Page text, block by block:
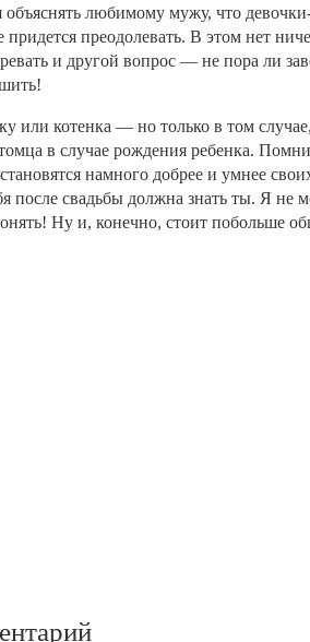
объяснять любимому мужу, что
преодолевать. В этом нет
и другой вопрос — не пора ли
или котенка — но только в том
в случае рождения ребенка.
намного добрее и умнее
после свадьбы должна знать ты. Я не
Ну и, конечно, стоит побольше